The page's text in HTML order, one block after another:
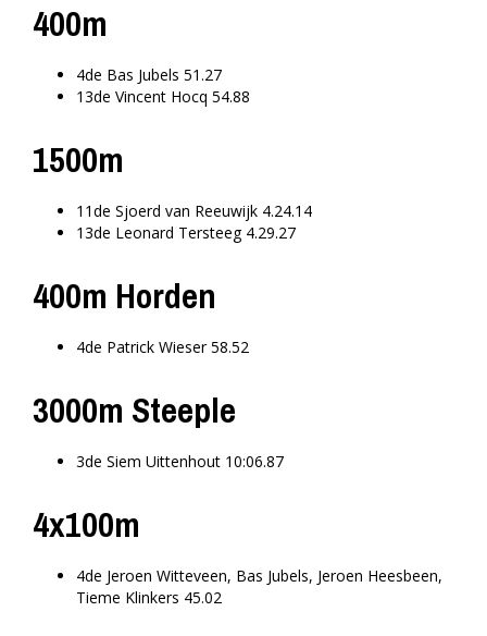
400m
4de Bas Jubels 51.27
13de Vincent Hocq 54.88
1500m
11de Sjoerd van Reeuwijk 4.24.14
13de Leonard Tersteeg 4.29.27
400m Horden
4de Patrick Wieser 58.52
3000m Steeple
3de Siem Uittenhout 10:06.87
4x100m
4de Jeroen Witteveen, Bas Jubels, Jeroen Heesbeen,
Tieme Klinkers 45.02